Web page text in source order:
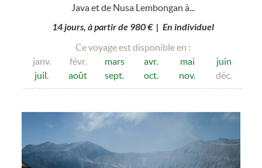
Java et de Nusa Lembongan à...
14 jours, à partir de 980 € | En individuel
Ce voyage est disponible en :
janv.
févr. mars avr. mai
juin
juil.
août sept. oct. nov. déc.